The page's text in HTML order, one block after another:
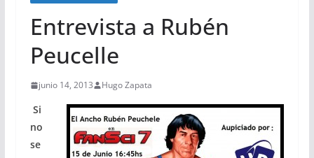
Entrevista a Rubén
Peucelle
junio 14, 2013 Hugo Zapata
Si
no
se